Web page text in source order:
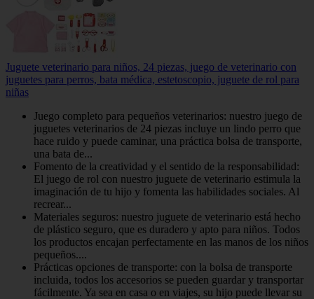
Juguete veterinario para niños, 24 piezas, juego de veterinario con
juguetes para perros, bata médica, estetoscopio, juguete de rol para
niñas
Juego completo para pequeños veterinarios: nuestro juego de
juguetes veterinarios de 24 piezas incluye un lindo perro que
hace ruido y puede caminar, una práctica bolsa de transporte,
una bata de...
Fomento de la creatividad y el sentido de la responsabilidad:
El juego de rol con nuestro juguete de veterinario estimula la
imaginación de tu hijo y fomenta las habilidades sociales. Al
recrear...
Materiales seguros: nuestro juguete de veterinario está hecho
de plástico seguro, que es duradero y apto para niños. Todos
los productos encajan perfectamente en las manos de los niños
pequeños....
Prácticas opciones de transporte: con la bolsa de transporte
incluida, todos los accesorios se pueden guardar y transportar
fácilmente. Ya sea en casa o en viajes, su hijo puede llevar su